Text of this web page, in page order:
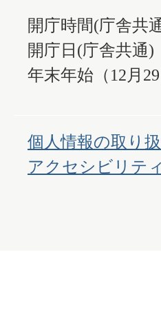
開庁時間(庁舎共
開庁日(庁舎共通
年末年始（12月
個人情報の取り
アクセシビリテ